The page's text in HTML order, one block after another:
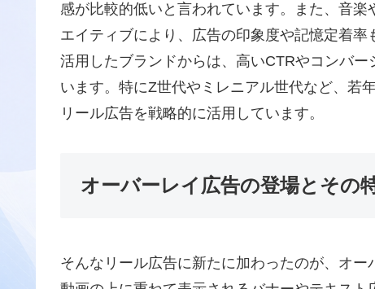
感が比較的低いと言われています。また、音
エイティブにより、広告の印象度や記憶定着
活用したブランドからは、高いCTRやコンバ
います。特にZ世代やミレニアル世代など、若
リール広告を戦略的に活用しています。
オーバーレイ広告の登場とその
そんなリール広告に新たに加わったのが、オ